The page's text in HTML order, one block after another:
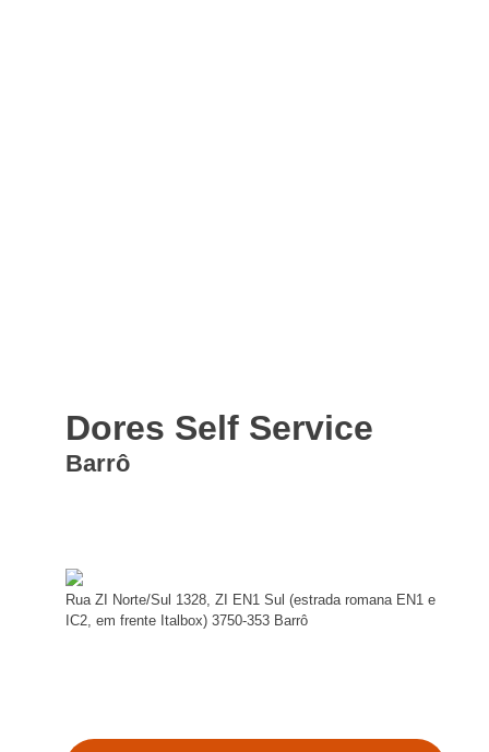
Dores Self Service
Barrô
Rua ZI Norte/Sul 1328, ZI EN1 Sul (estrada romana EN1 e
IC2, em frente Italbox) 3750-353 Barrô